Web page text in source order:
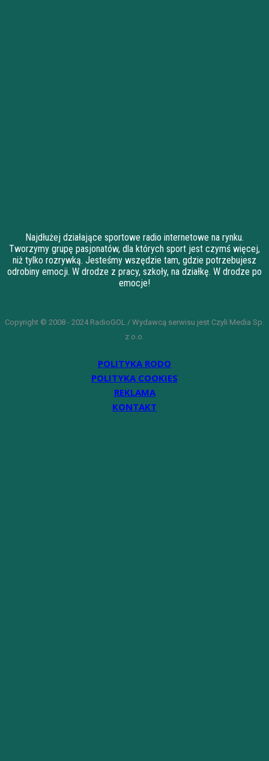
Najdłużej działające sportowe radio internetowe na rynku.
Tworzymy grupę pasjonatów, dla których sport jest czymś więcej,
niż tylko rozrywką. Jesteśmy wszędzie tam, gdzie potrzebujesz
odrobiny emocji. W drodze z pracy, szkoły, na działkę. W drodze po
emocje!
Copyright © 2008 - 2024 RadioGOL / Wydawcą serwisu jest Czyli Media Sp.
z o.o.
POLITYKA RODO
POLITYKA COOKIES
REKLAMA
KONTAKT